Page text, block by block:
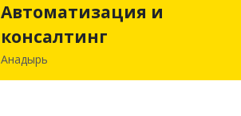
Автоматизация и
консалтинг
Анадырь
Автоматизация и